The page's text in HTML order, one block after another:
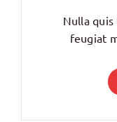
Nulla
feugiat